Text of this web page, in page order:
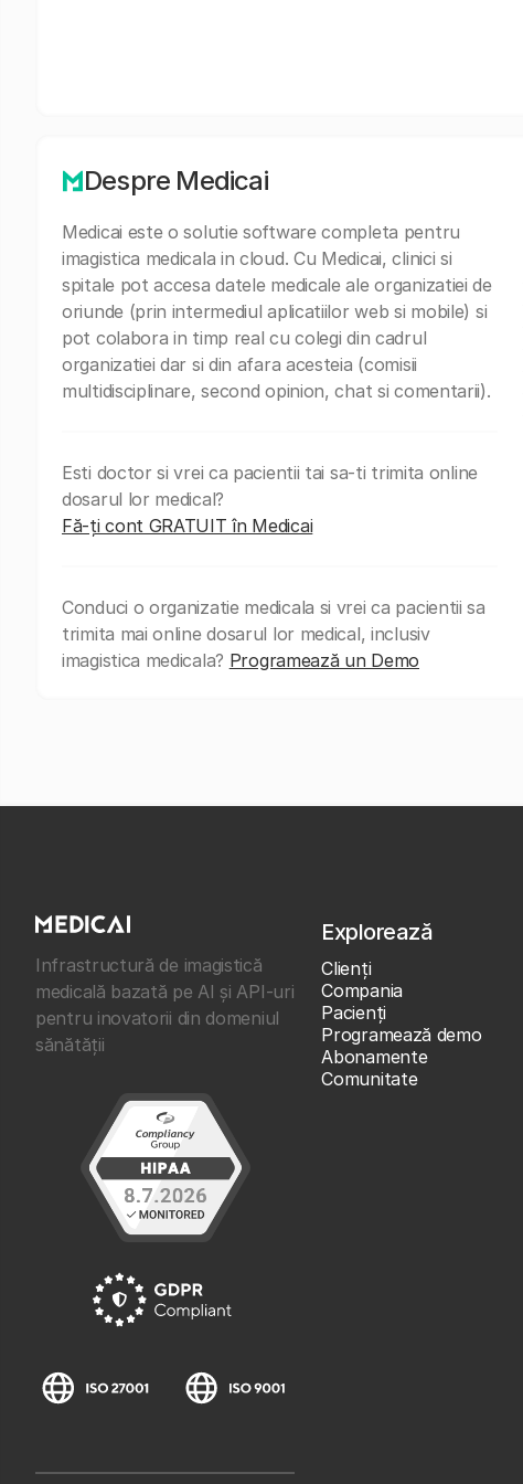
Despre Medicai
Medicai este o solutie software completa pentru
imagistica medicala in cloud. Cu Medicai, clinici si
spitale pot accesa datele medicale ale organizatiei de
oriunde (prin intermediul aplicatiilor web si mobile) si
pot colabora in timp real cu colegi din cadrul
organizatiei dar si din afara acesteia (comisii
multidisciplinare, second opinion, chat si comentarii).
Esti doctor si vrei ca pacientii tai sa-ti trimita online
dosarul lor medical?
Fă-ți cont GRATUIT în Medicai
Conduci o organizatie medicala si vrei ca pacientii sa
trimita mai online dosarul lor medical, inclusiv
imagistica medicala? Programează un Demo
Infrastructură de imagistică
medicală bazată pe AI și API-uri
pentru inovatorii din domeniul
sănătății
Explorează
Clienţi
Compania
Pacienți
Programează demo
Abonamente
Comunitate